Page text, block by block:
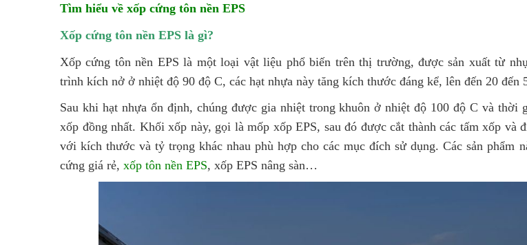
Tìm hiểu về xốp cứng tôn nền EPS
Xốp cứng tôn nền EPS là gì?
Xốp cứng tôn nền EPS là một loại vật liệu phổ biến trên thị trường, được sản xuất từ
trình kích nở ở nhiệt độ 90 độ C, các hạt nhựa này tăng kích thước đáng kể, lên đến 20 đến
Sau khi hạt nhựa ổn định, chúng được gia nhiệt trong khuôn ở nhiệt độ 100 độ C và thời
xốp đồng nhất. Khối xốp này, gọi là mốp xốp EPS, sau đó được cắt thành các tấm xốp và
với kích thước và tỷ trọng khác nhau phù hợp cho các mục đích sử dụng. Các sản phẩm
cứng giá rẻ, xốp tôn nền EPS, xốp EPS nâng sàn…